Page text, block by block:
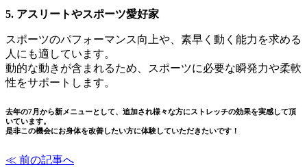
5. アスリートやスポーツ愛好家
スポーツのパフォーマンス向上や、素早く動く能力を求める
人にも適しています。
動的な動きが含まれるため、スポーツに必要な瞬発力や柔軟
性をサポートします。
去年の7月から新メニューとして、追加され様々な方にストレッチの効果を実感して頂
いています。
是非この機会にお身体を改善したい方に体験していただきたいです！
≪ 前の記事へ